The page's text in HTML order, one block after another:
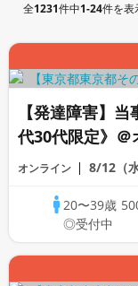
全1231件中1-24件を表
【発達障害】
代30代限定》＠
オンライン 8/12（水
20〜39歳
◎受付中